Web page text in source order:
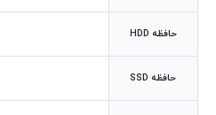
حافظه HDD
حافظه SSD